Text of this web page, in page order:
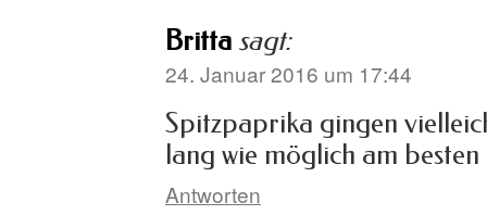
Britta sagt:
24. Januar 2016 um 17:44
Spitzpaprika gingen
lang wie möglich am
Antworten